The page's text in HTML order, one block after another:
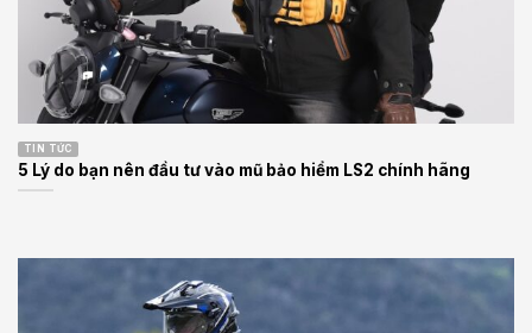
TIN TỨC
5 Lý do bạn nên đầu tư vào mũ bảo hiểm LS2 chính hãng